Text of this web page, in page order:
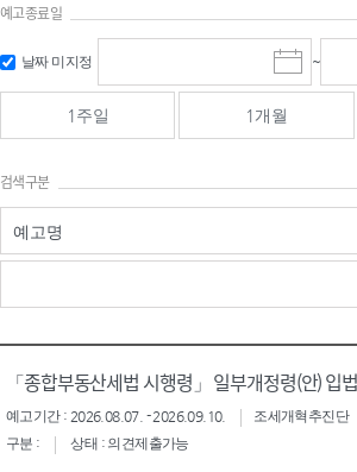
예고종료일
날짜 미지정
시
작
일
선
~
1주일 1개월
검색구분
예고명
「종합부동산세법 시행령」 일부개정령(안) 입
예고기간 : 2026.08.07. - 2026.09.10.
조세개혁추진단
구분 :
상태 : 의견제출가능